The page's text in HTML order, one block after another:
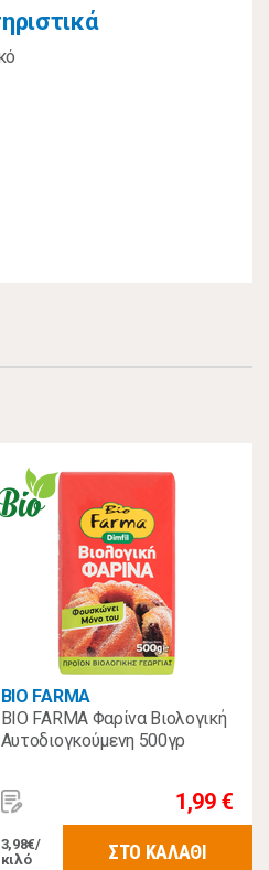
BIO FARMA
BIO FARMA Φαρίνα Βιολογική
Αυτοδιογκούμενη 500γρ
1,99 €
3,98€/
κιλό
ΣΤΟ ΚΑΛΑΘΙ